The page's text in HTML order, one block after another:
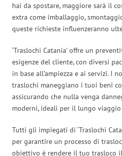
hai da spostare, maggiore sarà il
extra come imballaggio,
queste richieste influenzeranno
‘Traslochi Catania’ offre un
esigenze del cliente, con diversi
in base all’ampiezza e ai servizi. I
traslochi maneggiano i tuoi beni
assicurando che nulla venga
moderni, ideali per il lungo viaggio
Tutti gli impiegati di ‘Traslochi
per garantire un processo di
obiettivo è rendere il tuo trasloco